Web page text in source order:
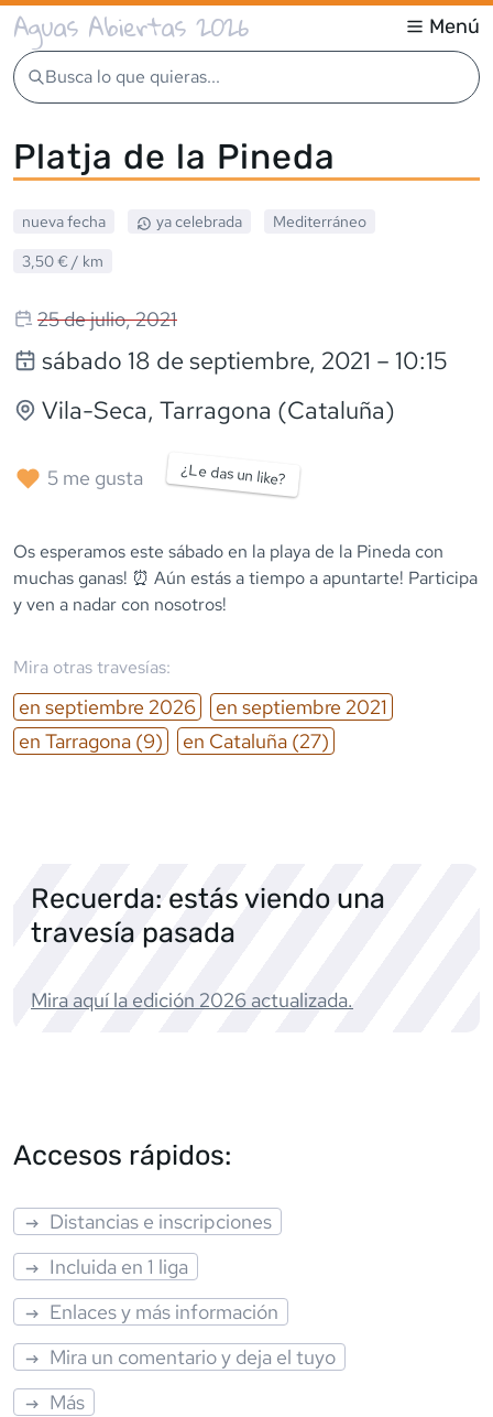
Aguas Abiertas 2026 Menú
Busca lo que quieras...
Platja de la Pineda
nueva fecha ya celebrada
Mediterráneo
3,50 € / km
25 de julio, 2021
sábado 18 de septiembre, 2021 – 10:15
Vila-Seca, Tarragona (Cataluña)
5 me gusta ¿Le das un like?
Os esperamos este sábado en la playa de la Pineda con
muchas ganas! ⏰ Aún estás a tiempo a apuntarte! Participa
y ven a nadar con nosotros!
Mira otras travesías:
en septiembre 2026 en septiembre 2021
en Tarragona (9) en Cataluña (27)
Recuerda: estás viendo una
travesía pasada
Mira aquí la edición 2026 actualizada.
Accesos rápidos:
Distancias e inscripciones
Incluida en 1 liga
Enlaces y más información
Mira un comentario y deja el tuyo
Más